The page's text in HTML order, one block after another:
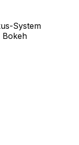
System
Bokeh